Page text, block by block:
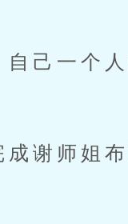
一个人
谢师姐布